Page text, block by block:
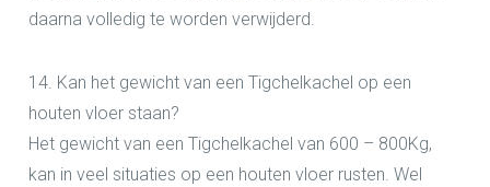
daarna volledig te worden verwijderd.
14. Kan het gewicht van een Tigchelkachel op een
houten vloer staan?
Het gewicht van een Tigchelkachel van 600 – 800Kg,
kan in veel situaties op een houten vloer rusten. Wel